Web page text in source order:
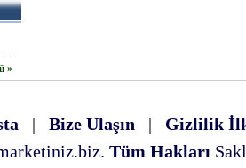
»
| Bize Ulaşın | Gizlilik
Tüm Hakları